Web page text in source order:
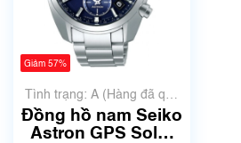
Giảm 57%
Tình trạng: A (Hàng đã qua
sử dụng nhưng rất đẹp,
không có xước)
Đồng hồ nam Seiko
Astron GPS Solar